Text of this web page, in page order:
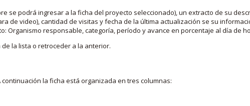
se podrá ingresar a la ficha del proyecto seleccionado), un extracto de su
de video), cantidad de visitas y fecha de la última actualización se su
Organismo responsable, categoría, período y avance en porcentaje al día de
la lista o retroceder a la anterior.
la ficha está organizada en tres columnas: